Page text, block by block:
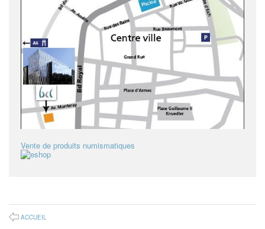
Vente de produits numismatiques
ACCUEIL